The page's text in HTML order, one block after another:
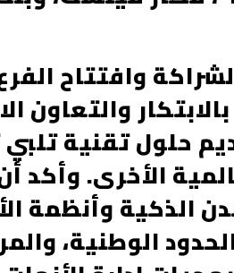
وافتتاح
والتعاون
حلول تقنية
الذكية وأنظمة
الوطنية،